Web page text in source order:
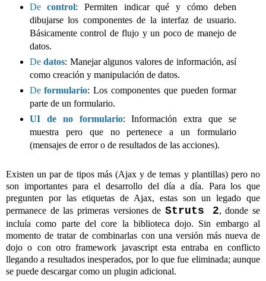
Decontrol: Permiten indicar qué y cómo deben
dibujarse los componentes de la interfaz de usuario.
Básicamente control de flujo y un poco de manejo de
datos.
Dedatos: Manejar algunos valores de información, así
como creación y manipulación de datos.
Deformulario: Los componentes que pueden formar
parte de un formulario.
UI de no formulario: Información extra que se
muestra pero que no pertenece a un formulario
(mensajes de error o de resultados de las acciones).
Existen un par de tipos más (Ajax y de temas y plantillas) pero no
son importantes para el desarrollo del día a día. Para los que
pregunten por las etiquetas de Ajax, estas son un legado que
permanece de las primeras versiones de Struts 2, donde se
incluía como parte del core la biblioteca dojo. Sin embargo al
momento de tratar de combinarlas con una versión más nueva de
dojo o con otro framework javascript esta entraba en conflicto
llegando a resultados inesperados, por lo que fue eliminada; aunque
se puede descargar como un plugin adicional.